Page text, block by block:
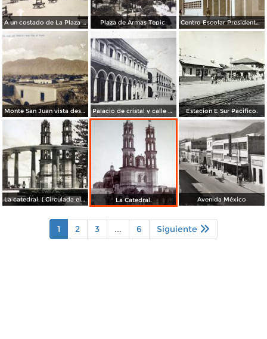
A un costado de La Plaza principal. Plaza de Armas Tepic. Centro Escolar Presidente M Aleman.
Monte San Juan vista desde Tepic ( Circulada el 30 de Agosto de 1908 ). Palacio de cristal y calle de Lerdo.( Circulada el 26 de Diciembre de 1919 ). Estacion E Sur Pacifico.
La catedral. ( Circulada el 7 de Agosto de 1955 ). La Catedral. Avenida México
1 2 3 ... 6 Siguiente